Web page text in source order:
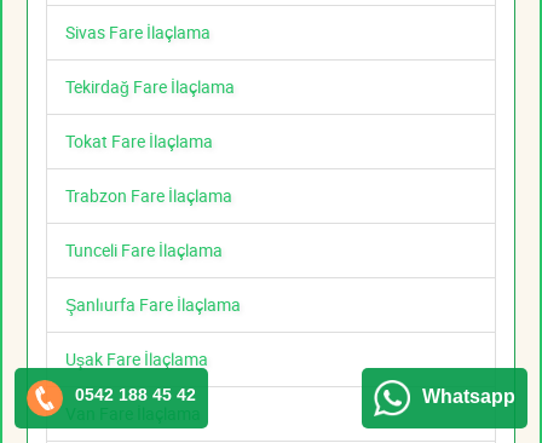
Sivas Fare İlaçlama
Tekirdağ Fare İlaçlama
Tokat Fare İlaçlama
Trabzon Fare İlaçlama
Tunceli Fare İlaçlama
Şanlıurfa Fare İlaçlama
Uşak Fare İlaçlama
0542 188 45 42 Whatsapp